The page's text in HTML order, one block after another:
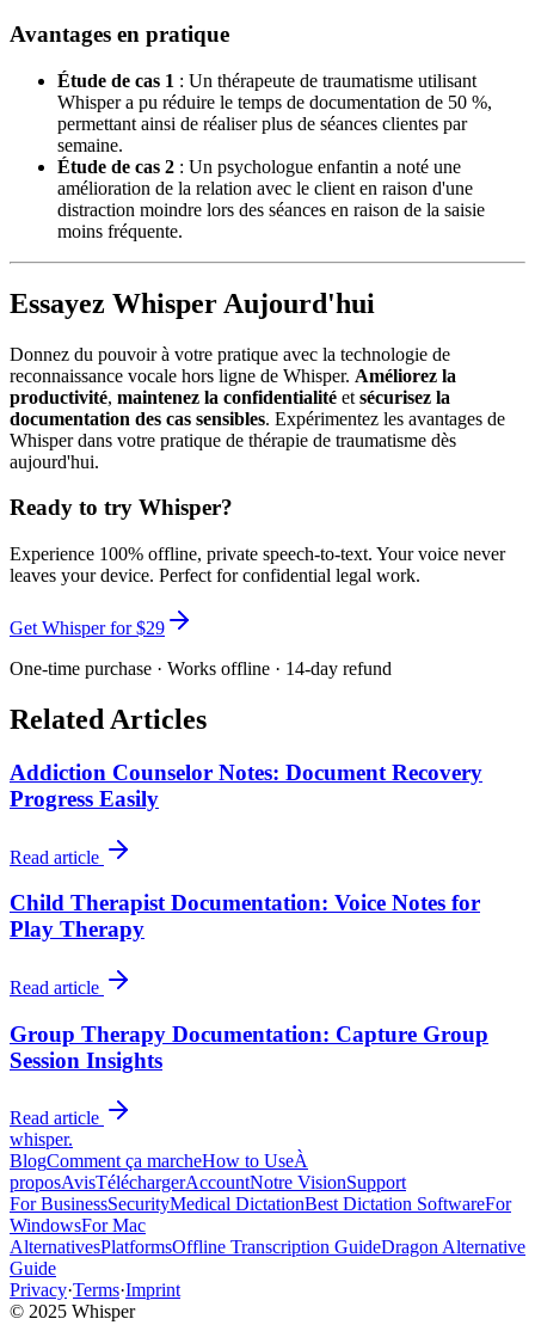
Avantages en pratique
Étude de cas 1 : Un thérapeute de traumatisme utilisant
Whisper a pu réduire le temps de documentation de 50 %,
permettant ainsi de réaliser plus de séances clientes par
semaine.
Étude de cas 2 : Un psychologue enfantin a noté une
amélioration de la relation avec le client en raison d'une
distraction moindre lors des séances en raison de la saisie
moins fréquente.
Essayez Whisper Aujourd'hui
Donnez du pouvoir à votre pratique avec la technologie de
reconnaissance vocale hors ligne de Whisper. Améliorez la
productivité, maintenez la confidentialité et sécurisez la
documentation des cas sensibles. Expérimentez les avantages de
Whisper dans votre pratique de thérapie de traumatisme dès
aujourd'hui.
Ready to try Whisper?
Experience 100% offline, private speech-to-text. Your voice never
leaves your device. Perfect forconfidential legal work.
Get Whisper for $29
One-time purchase · Works offline · 14-day refund
Related Articles
Addiction Counselor Notes: Document Recovery
Progress Easily
Read article
Child Therapist Documentation: Voice Notes for
Play Therapy
Read article
Group Therapy Documentation: Capture Group
Session Insights
Read article
whisper.
BlogComment ça marcheHow to UseÀ
proposAvisTéléchargerAccountNotre VisionSupport
For BusinessSecurityMedical DictationBest Dictation SoftwareFor
WindowsFor Mac
AlternativesPlatformsOffline Transcription GuideDragon Alternative
Guide
Privacy·Terms·Imprint
© 2025 Whisper